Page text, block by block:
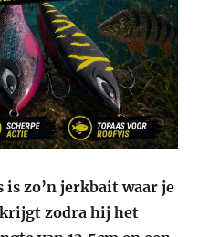
is zo’n jerkbait waar je
zodra hij het